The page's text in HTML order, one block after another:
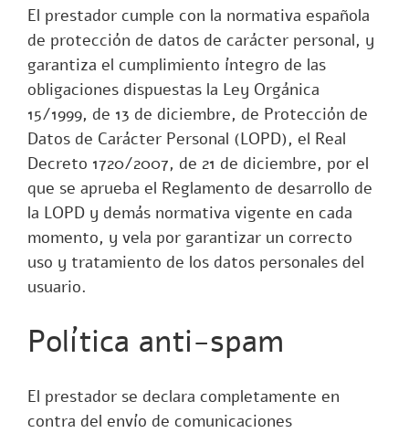
El prestador cumple con la normativa española
de protección de datos de carácter personal, y
garantiza el cumplimiento íntegro de las
obligaciones dispuestas la Ley Orgánica
15/1999, de 13 de diciembre, de Protección de
Datos de Carácter Personal (LOPD), el Real
Decreto 1720/2007, de 21 de diciembre, por el
que se aprueba el Reglamento de desarrollo de
la LOPD y demás normativa vigente en cada
momento, y vela por garantizar un correcto
uso y tratamiento de los datos personales del
usuario.
Política anti-spam
El prestador se declara completamente en
contra del envío de comunicaciones